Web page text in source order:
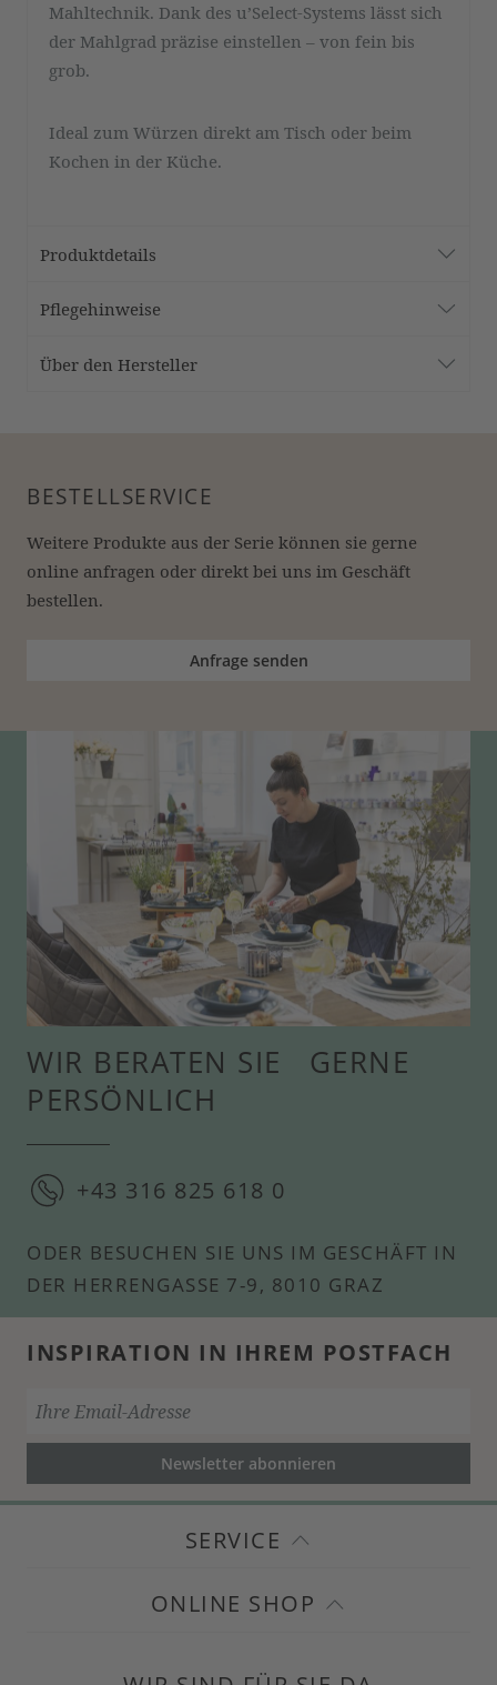
Mahltechnik. Dank des u’Select-Systems lässt sich
der Mahlgrad präzise einstellen – von fein bis
grob.
Ideal zum Würzen direkt am Tisch oder beim
Kochen in der Küche.
Produktdetails
Pflegehinweise
Über den Hersteller
BESTELLSERVICE
Weitere Produkte aus der Serie können sie gerne
online anfragen oder direkt bei uns im Geschäft
bestellen.
Anfrage senden
WIR BERATEN SIE GERNE
PERSÖNLICH
+43 316 825 618 0
ODER BESUCHEN SIE UNS IM GESCHÄFT IN
DER HERRENGASSE 7-9, 8010 GRAZ
INSPIRATION IN IHREM POSTFACH
Newsletter abonnieren
SERVICE
ONLINE SHOP